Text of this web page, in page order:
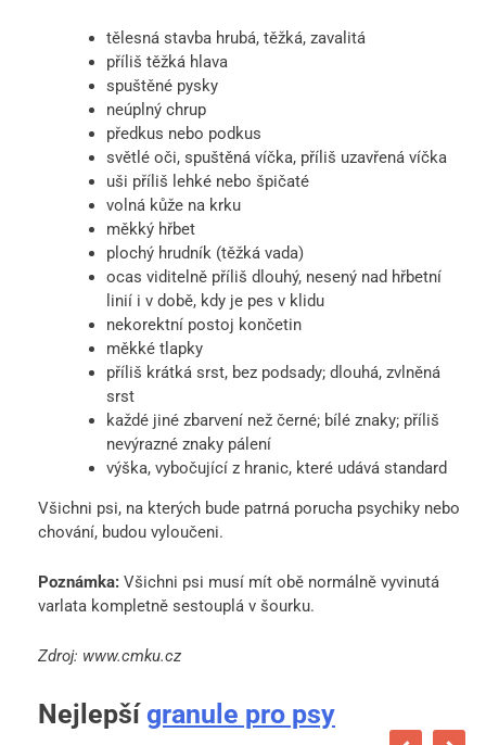
tělesná stavba hrubá, těžká, zavalitá
příliš těžká hlava
spuštěné pysky
neúplný chrup
předkus nebo podkus
světlé oči, spuštěná víčka, příliš uzavřená víčka
uši příliš lehké nebo špičaté
volná kůže na krku
měkký hřbet
plochý hrudník (těžká vada)
ocas viditelně příliš dlouhý, nesený nad hřbetní
linií i v době, kdy je pes v klidu
nekorektní postoj končetin
měkké tlapky
příliš krátká srst, bez podsady; dlouhá, zvlněná
srst
každé jiné zbarvení než černé; bílé znaky; příliš
nevýrazné znaky pálení
výška, vybočující z hranic, které udává standard
Všichni psi, na kterých bude patrná porucha psychiky nebo
chování, budou vyloučeni.
Poznámka: Všichni psi musí mít obě normálně vyvinutá
varlata kompletně sestouplá v šourku.
Zdroj: www.cmku.cz
Nejlepšígranule pro psy